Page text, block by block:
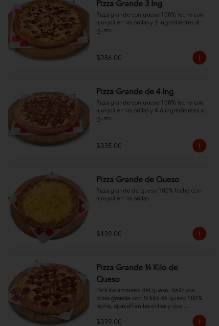
Pizza Grande 3 Ing
Pizza grande con queso 100% leche con
ajonjolí en las orillas y 3 ingredientes al
gusto.
$286.00
Pizza Grande de 4 Ing
Pizza grande con queso 100% leche con
ajonjolí en las orillas y 4-6 ingredientes al
gusto.
$335.00
Pizza Grande de Queso
Pizza grande de queso 100% leche con
ajonjolí en las orillas
$139.00
Pizza Grande ½ Kilo de
Queso
Para los amantes del queso, deliciosa
pizza grande con ½ kilo de queso 100%
leche, ajonjolí en las orillas y dos
$399.00